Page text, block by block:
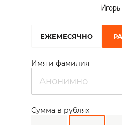
осуществляется 4 раза
В свободное от
время возможно
организуются
EЖЕМЕСЯЧНО
Имя и фамилия
Сумма в рублях